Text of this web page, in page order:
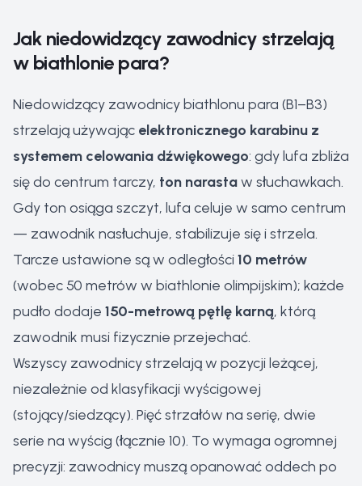
Jak niedowidzący zawodnicy strzelają
w biathlonie para?
Niedowidzący zawodnicy biathlonu para (B1–B3)
strzelają używając elektronicznego karabinu z
systemem celowania dźwiękowego: gdy lufa zbliża
się do centrum tarczy, ton narastaw słuchawkach.
Gdy ton osiąga szczyt, lufa celuje w samo centrum
— zawodnik nasłuchuje, stabilizuje się i strzela.
Tarcze ustawione są w odległości10 metrów
(wobec 50 metrów w biathlonie olimpijskim); każde
pudło dodaje 150-metrową pętlę karną, którą
zawodnik musi fizycznie przejechać.
Wszyscy zawodnicy strzelają w pozycji leżącej,
niezależnie od klasyfikacji wyścigowej
(stojący/siedzący). Pięć strzałów na serię, dwie
serie na wyścig (łącznie 10). To wymaga ogromnej
precyzji: zawodnicy muszą opanować oddech po